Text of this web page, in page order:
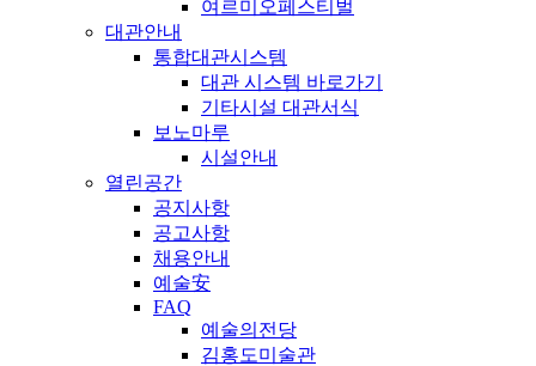
여르미오페스티벌
대관안내
통합대관시스템
대관 시스템 바로가기
기타시설 대관서식
보노마루
시설안내
열린공간
공지사항
공고사항
채용안내
예술安
FAQ
예술의전당
김홍도미술관